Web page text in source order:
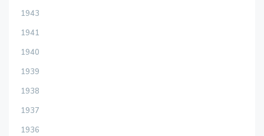
1943
1941
1940
1939
1938
1937
1936